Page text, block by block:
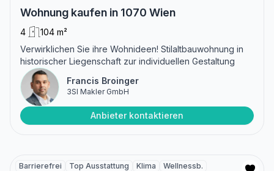
Wohnung kaufen in 1070 Wien
4
104 m²
Verwirklichen Sie ihre Wohnideen! Stilaltbauwohnung in
historischer Liegenschaft zur individuellen Gestaltung
Francis Broinger
3SI Makler GmbH
Anbieter kontaktieren
Barrierefrei Top Ausstattung Klima
Wellnessb.